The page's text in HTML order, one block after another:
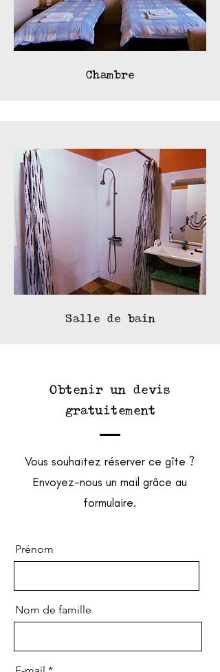
Chambre
Salle de bain
Obtenir un devis
gratuitement
Vous souhaitez réserver ce gîte ?
Envoyez-nous un mail grâce au
formulaire.
Prénom
Nom de famille